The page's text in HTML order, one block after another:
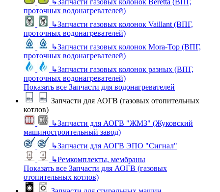
проточных водонагревателей)
↳Запчасти газовых колонок Vaillant (ВПГ,
проточных водонагревателей)
↳Запчасти газовых колонок Mora-Top (ВПГ,
проточных водонагревателей)
↳Запчасти газовых колонок разных (ВПГ,
проточных водонагревателей)
Показать все Запчасти для водонагревателей
Запчасти для АОГВ (газовых отопительных
котлов)
↳Запчасти для АОГВ "ЖМЗ" (Жуковский
машиностроительный завод)
↳Запчасти для АОГВ ЭПО "Сигнал"
↳Ремкомплекты, мембраны
Показать все Запчасти для АОГВ (газовых
отопительных котлов)